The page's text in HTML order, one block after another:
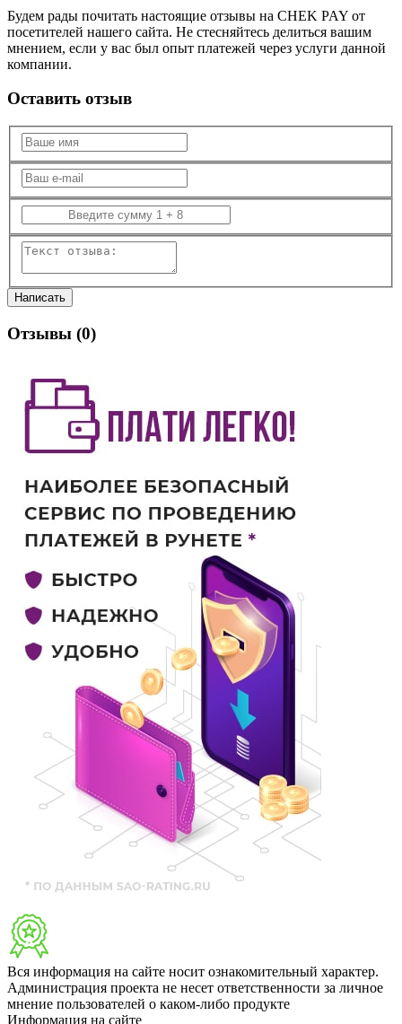
Будем рады почитать настоящие отзывы на CHEK PAY от
посетителей нашего сайта. Не стесняйтесь делиться вашим
мнением, если у вас был опыт платежей через услуги данной
компании.
Оставить отзыв
Отзывы (0)
Вся информация на сайте носит ознакомительный характер.
Администрация проекта не несет ответственности за личное
мнение пользователей о каком-либо продукте
Информация на сайте